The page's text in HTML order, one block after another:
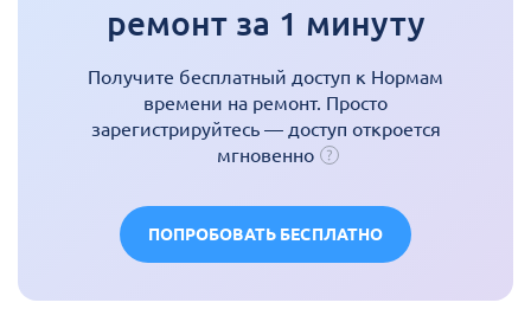
ремонт за 1 минуту
Получите бесплатный доступ к Нормам
времени на ремонт. Просто
зарегистрируйтесь — доступ откроется
мгновенно
ПОПРОБОВАТЬ БЕСПЛАТНО